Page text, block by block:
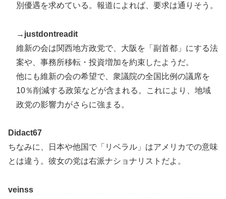
別優遇を求めている。報道によれば、要求は通りそう。
→ justdontreadit
維新の会は関西地方政党で、大阪を「副首都」にする法
案や、事務所移転・投資増加を約束したようだ。
他にも維新の会の希望で、衆議院の全国比例の議席を
10％削減する政策などが含まれる。これにより、地域
政党の影響力がさらに強まる。
Didact67
ちなみに、日本や他国で「リベラル」はアメリカでの意味
とは違う。彼女の党は右派ナショナリストだよ。
veinss